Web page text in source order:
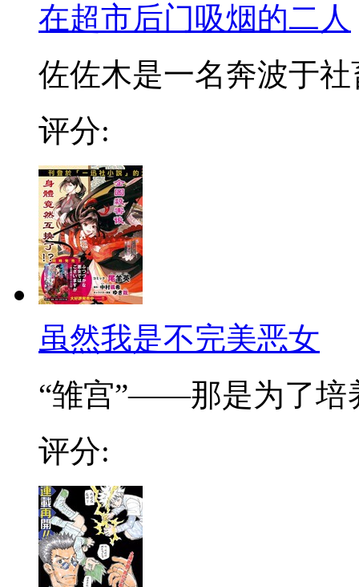
在超市后门吸烟的二人
佐佐木是一名奔波于社
评分:
虽然我是不完美恶女
“雏宫”——那是为了培
评分: